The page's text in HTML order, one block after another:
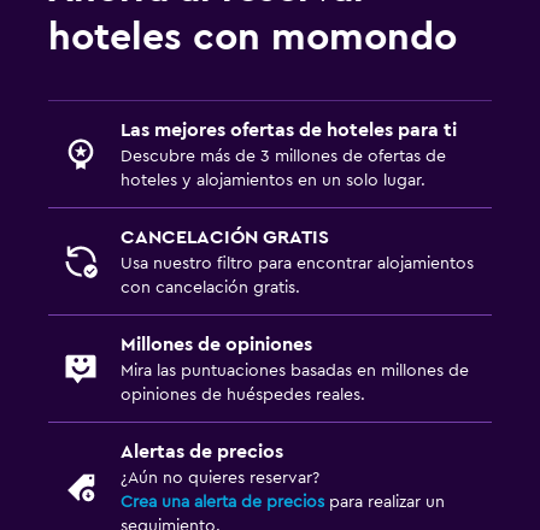
hoteles con momondo
Las mejores ofertas de hoteles para ti
Descubre más de 3 millones de ofertas de
hoteles y alojamientos en un solo lugar.
CANCELACIÓN GRATIS
Usa nuestro filtro para encontrar alojamientos
con cancelación gratis.
Millones de opiniones
Mira las puntuaciones basadas en millones de
opiniones de huéspedes reales.
Alertas de precios
¿Aún no quieres reservar?
Crea una alerta de precios para realizar un
seguimiento.